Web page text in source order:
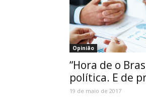
Opinião
“Hora de o
política. E de
19 de maio de 2017